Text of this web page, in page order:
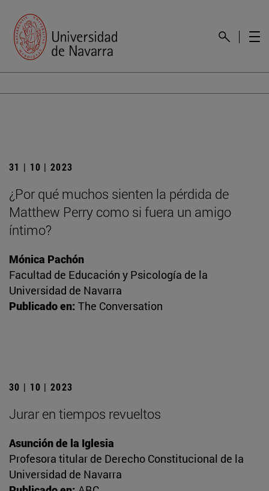
31 | 10 | 2023
¿Por qué muchos sienten la pérdida de
Matthew Perry como si fuera un amigo
íntimo?
Mónica Pachón
Facultad de Educación y Psicología de la
Universidad de Navarra
Publicado en: The Conversation
30 | 10 | 2023
Jurar en tiempos revueltos
Asunción de la Iglesia
Profesora titular de Derecho Constitucional de la
Universidad de Navarra